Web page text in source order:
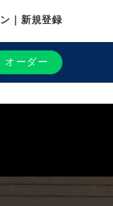
｜新規登録
オーダー